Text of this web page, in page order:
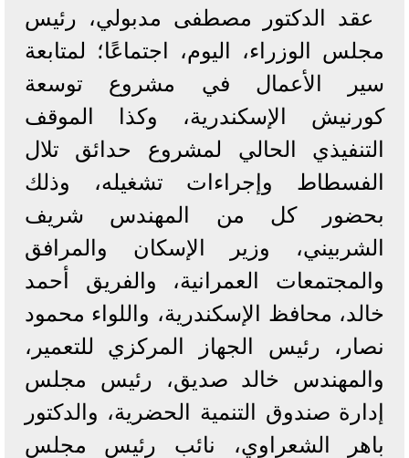
عقد الدكتور مصطفى مدبولي، رئيس
مجلس الوزراء، اليوم، اجتماعًا؛ لمتابعة
سير الأعمال في مشروع توسعة
كورنيش الإسكندرية، وكذا الموقف
التنفيذي الحالي لمشروع حدائق تلال
الفسطاط وإجراءات تشغيله، وذلك
بحضور كل من المهندس شريف
الشربيني، وزير الإسكان والمرافق
والمجتمعات العمرانية، والفريق أحمد
خالد، محافظ الإسكندرية، واللواء محمود
نصار، رئيس الجهاز المركزي للتعمير،
والمهندس خالد صديق، رئيس مجلس
إدارة صندوق التنمية الحضرية، والدكتور
باهر الشعراوي، نائب رئيس مجلس